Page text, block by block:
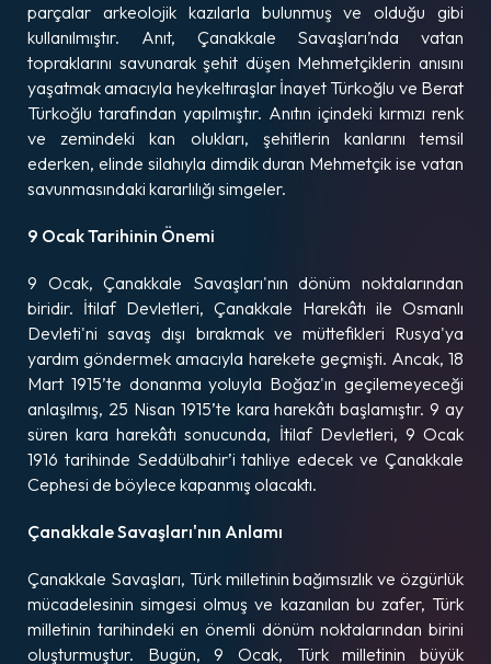
parçalar arkeolojik kazılarla bulunmuş ve olduğu gibi
kullanılmıştır. Anıt, Çanakkale Savaşları’nda vatan
topraklarını savunarak şehit düşen Mehmetçiklerin anısını
yaşatmak amacıyla heykeltıraşlar İnayet Türkoğlu ve Berat
Türkoğlu tarafından yapılmıştır. Anıtın içindeki kırmızı renk
ve zemindeki kan olukları, şehitlerin kanlarını temsil
ederken, elinde silahıyla dimdik duran Mehmetçik ise vatan
savunmasındaki kararlılığı simgeler.
9 Ocak Tarihinin Önemi
9 Ocak, Çanakkale Savaşları'nın dönüm noktalarından
biridir. İtilaf Devletleri, Çanakkale Harekâtı ile Osmanlı
Devleti'ni savaş dışı bırakmak ve müttefikleri Rusya'ya
yardım göndermek amacıyla harekete geçmişti. Ancak, 18
Mart 1915’te donanma yoluyla Boğaz'ın geçilemeyeceği
anlaşılmış, 25 Nisan 1915’te kara harekâtı başlamıştır. 9 ay
süren kara harekâtı sonucunda, İtilaf Devletleri, 9 Ocak
1916 tarihinde Seddülbahir’i tahliye edecek ve Çanakkale
Cephesi de böylece kapanmış olacaktı.
Çanakkale Savaşları'nın Anlamı
Çanakkale Savaşları, Türk milletinin bağımsızlık ve özgürlük
mücadelesinin simgesi olmuş ve kazanılan bu zafer, Türk
milletinin tarihindeki en önemli dönüm noktalarından birini
oluşturmuştur. Bugün, 9 Ocak, Türk milletinin büyük